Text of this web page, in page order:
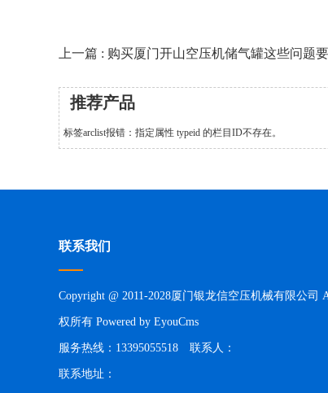
上一篇 : 购买厦门开山空压机储气罐这些问题
推荐产品
标签arclist报错：指定属性 typeid 的栏目ID不存在。
联系我们
Copyright @ 2011-2028厦门银龙信空压机械有限公司
权所有 Powered by EyouCms
服务热线：13395055518 联系人：
联系地址：